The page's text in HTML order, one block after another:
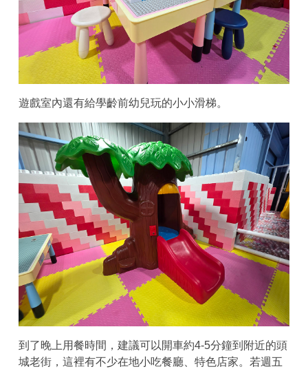
遊戲室內還有給學齡前幼兒玩的小小滑梯。
到了晚上用餐時間，建議可以開車約4-5分鐘到附近的頭
城老街，這裡有不少在地小吃餐廳、特色店家。若週五